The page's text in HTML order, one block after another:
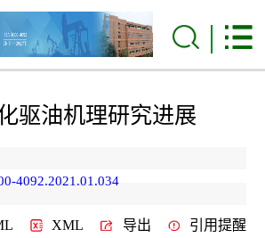
驱油机理研究进展
4092.2021.01.034
XML 导出 引用提醒